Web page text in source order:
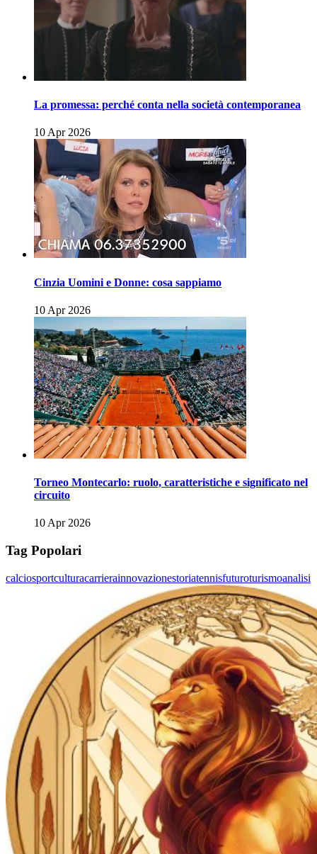
La promessa: perché conta nella società contemporanea
10 Apr 2026
Cinzia Uomini e Donne: cosa sappiamo
10 Apr 2026
Torneo Montecarlo: ruolo, caratteristiche e significato nel
circuito
10 Apr 2026
Tag Popolari
calciosportculturacarrierainnovazionestoriatennisfuturoturismoanalisi